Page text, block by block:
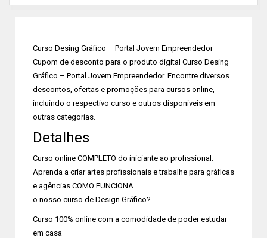
Curso Desing Gráfico – Portal Jovem Empreendedor –
Cupom de desconto para o produto digital Curso Desing
Gráfico – Portal Jovem Empreendedor. Encontre diversos
descontos, ofertas e promoções para cursos online,
incluindo o respectivo curso e outros disponíveis em
outras categorias.
Detalhes
Curso online COMPLETO do iniciante ao profissional.
Aprenda a criar artes profissionais e trabalhe para gráficas
e agências.COMO FUNCIONA
o nosso curso de Design Gráfico?
Curso 100% online com a comodidade de poder estudar
em casa